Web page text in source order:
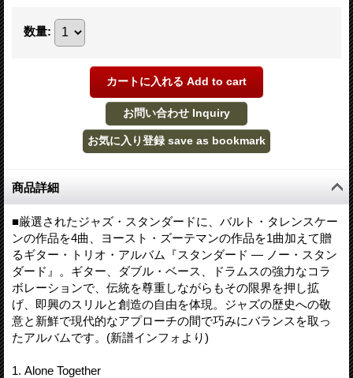
数量:
商品詳細
■厳選されたジャズ・スタンダードに、バルト・タレンスケー
ンの作品を4曲、ヨースト・ズーテマンの作品を1曲加えて贈
るギター・トリオ・アルバム『スタンダード ― ノー・スタン
ダード』。ギター、ダブル・ベース、ドラムスの強力なコラ
ボレーションで、伝統を尊重しながらもその限界を押し拡
げ、即興のスリルと創造の自由を体現。ジャズの歴史への敬
意と新鮮で現代的なアプローチの間で巧みにバランスを取っ
たアルバムです。(新譜インフォより)
1. Alone Together